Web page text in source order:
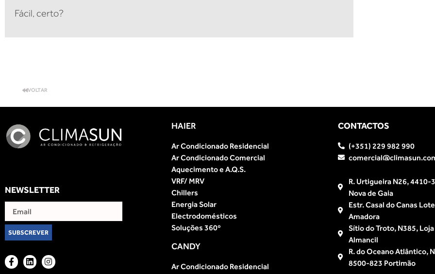
Fácil, certo?
VOLTAR
NEWSLETTER
SUBSCREVER
HAIER
Ar Condicionado Residencial
Ar Condicionado Comercial
Aquecimento e A.Q.S.
VRF/ MRV
Chillers
Energia Solar
Electrodomésticos
Soluções 360º
CANDY
Ar Condicionado Residencial
CONTACTOS
(+351) 229 982 990
R. Urtigueira N26, 4410-
Nova de Gaia
Estr. Casal do Canas
Amadora
Sítio do Troto, N385,
Almancil
R. do Oceano Atlântico,
8500-823 Portimão